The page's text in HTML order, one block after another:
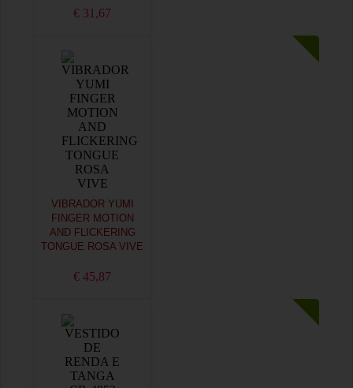
€ 31,67
VIBRADOR YUMI
FINGER MOTION
AND FLICKERING
TONGUE ROSA VIVE
€ 45,87